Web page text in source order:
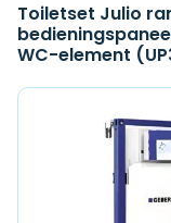
Toiletset Julio
WC-element